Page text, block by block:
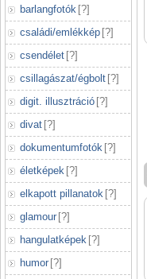
barlangfotók [?]
családi/emlékkép [?]
csendélet [?]
csillagászat/égbolt [?]
digit. illusztráció [?]
divat [?]
dokumentumfotók [?]
életképek [?]
elkapott pillanatok [?]
glamour [?]
hangulatképek [?]
humor [?]